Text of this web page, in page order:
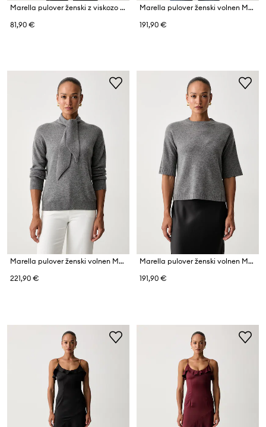
Marella pulover ženski z viskozo Emme by Marella
81,90 €
Marella pulover ženski volnen MLSVELA
191,90 €
Marella pulover ženski volnen MLSGIOCHI
221,90 €
Marella pulover ženski volnen MLSVELA
191,90 €